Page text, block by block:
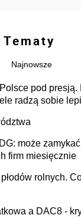
Tematy
Najnowsze
pod presją.
radzą sobie
może
firm miesięcznie
rolnych.
a DAC8 -